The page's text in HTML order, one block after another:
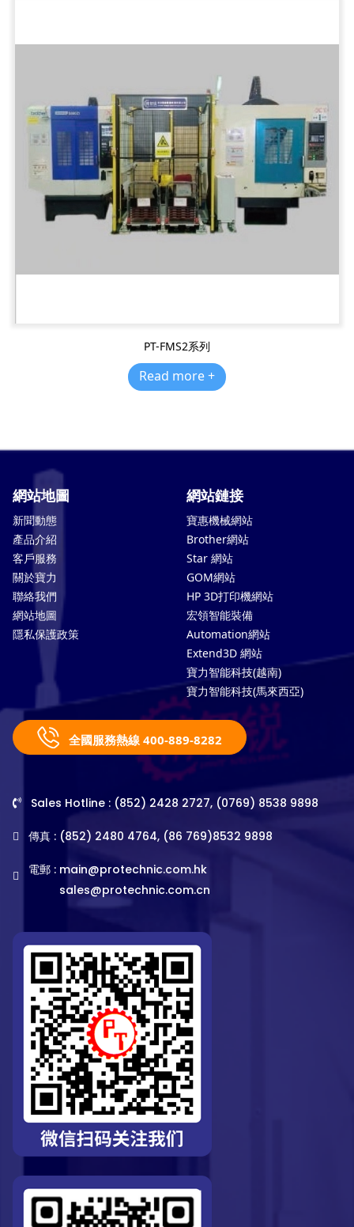
PT-FMS2系列
Read more +
網站地圖
新聞動態
產品介紹
客戶服務
關於寶力
聯絡我們
網站地圖
隱私保護政策
網站鏈接
寶惠機械網站
Brother網站
Star 網站
GOM網站
HP 3D打印機網站
宏領智能裝備
Automation網站
Extend3D 網站
寶力智能科技(越南)
寶力智能科技(馬來西亞)
全國服務熱線 400-889-8282
Sales Hotline : (852) 2428 2727, (0769) 8538 9898
傳真 : (852) 2480 4764, (86 769)8532 9898
電郵 : main@protechnic.com.hk
sales@protechnic.com.cn